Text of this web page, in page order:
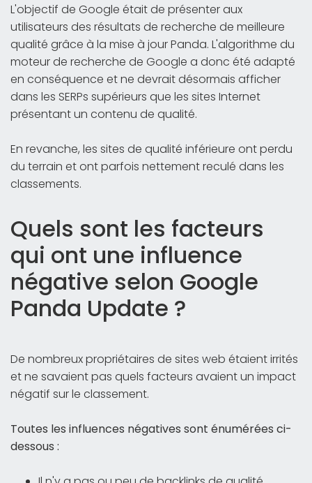
L'objectif de Google était de présenter aux
utilisateurs des résultats de recherche de meilleure
qualité grâce à la mise à jour Panda. L'algorithme du
moteur de recherche de Google a donc été adapté
en conséquence et ne devrait désormais afficher
dans les SERPs supérieurs que les sites Internet
présentant un contenu de qualité.
En revanche, les sites de qualité inférieure ont perdu
du terrain et ont parfois nettement reculé dans les
classements.
Quels sont les facteurs
qui ont une influence
négative selon Google
Panda Update ?
De nombreux propriétaires de sites web étaient irrités
et ne savaient pas quels facteurs avaient un impact
négatif sur le classement.
Toutes les influences négatives sont énumérées ci-
dessous :